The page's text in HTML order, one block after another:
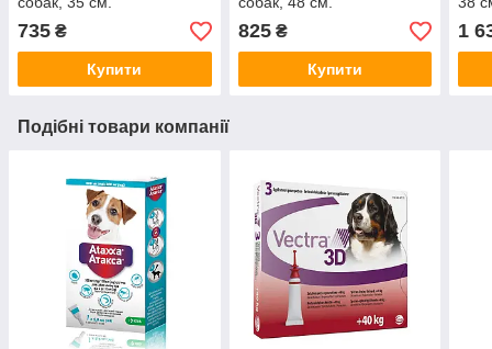
735 ₴
Купити
825₴
Купити
1
Подібні товари компанії